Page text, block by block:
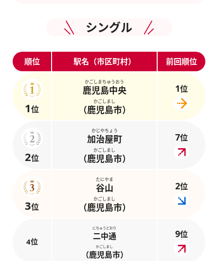
シングル
順位 駅名（市区町村） 前回順位
1位
かごしまちゅうおう
鹿児島中央
かごしまし
（鹿児島市）
1位
2位
かじやちょう
加治屋町
かごしまし
（鹿児島市）
7位
3位
たにやま
谷山
かごしまし
（鹿児島市）
2位
4位
にちゅうどおり
二中通
かごしまし
（鹿児島市）
9位